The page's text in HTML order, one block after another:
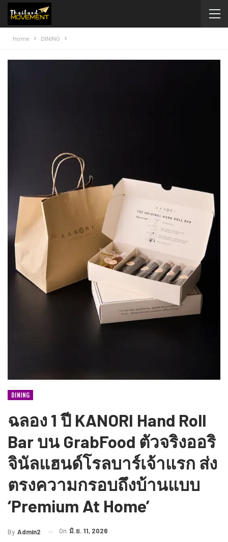
Home DINING
DINING
ฉลอง 1 ปี KANORI Hand Roll
Bar บน GrabFood ตัวจริงออริ
จินัลแฮนด์โรลบาร์เจ้าแรก ส่ง
ตรงความกรอบถึงบ้านแบบ
‘Premium At Home’
By Admin2 On มิ.ย. 11, 2026